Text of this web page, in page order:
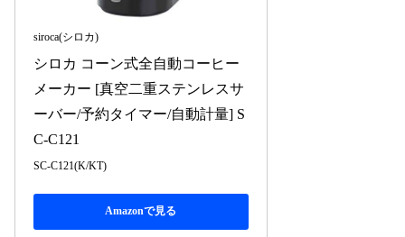
siroca(シロカ)
シロカ コーン式全自動コーヒー
メーカー [真空二重ステンレスサ
ーバー/予約タイマー/自動計量] S
C-C121
SC-C121(K/KT)
Amazonで見る